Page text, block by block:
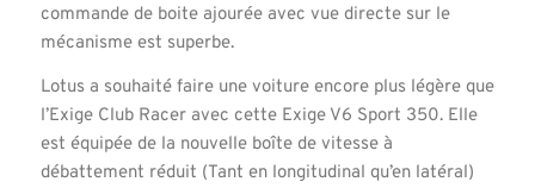
commande de boite ajourée avec vue directe sur le
mécanisme est superbe.
Lotus a souhaité faire une voiture encore plus légère que
l’Exige Club Racer avec cette Exige V6 Sport 350. Elle
est équipée de la nouvelle boîte de vitesse à
débattement réduit (Tant en longitudinal qu’en latéral)